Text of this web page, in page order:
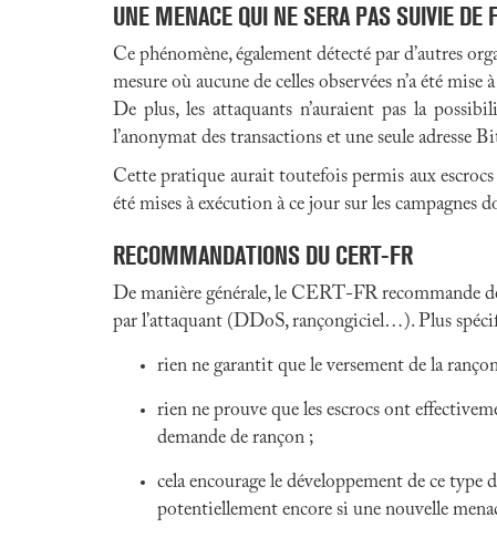
UNE MENACE QUI NE SERA PAS SUIVIE DE
Ce phénomène, également détecté par d’autres
mesure où aucune de celles observées n’a été
De plus, les attaquants n’auraient pas la
l’anonymat des transactions et une seule adresse
Cette pratique aurait toutefois permis aux escrocs
été mises à exécution à ce jour sur les campagnes
RECOMMANDATIONS DU CERT-FR
De manière générale, le CERT-FR recommande
par l’attaquant (DDoS, rançongiciel…). Plus
rien ne garantit que le versement de la
rien ne prouve que les escrocs ont
demande de rançon ;
cela encourage le développement de ce type
potentiellement encore si une nouvelle